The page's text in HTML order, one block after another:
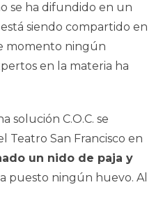
se ha difundido en un
siendo compartido en
momento ningún
en la materia ha
solución C.O.C. se
Teatro San Francisco en
un nido de paja y
puesto ningún huevo. Al